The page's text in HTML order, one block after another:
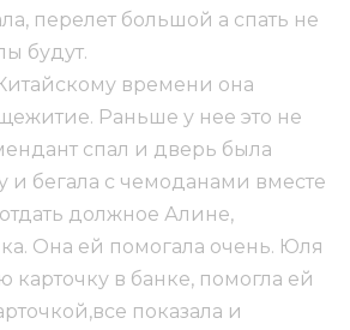
перелет большой а спать не
будут.
времени она
Раньше у нее это не
спал и дверь была
и бегала с чемоданами вместе
должное Алине,
Она ей помогала очень. Юля
карточку в банке, помогла ей
показала и